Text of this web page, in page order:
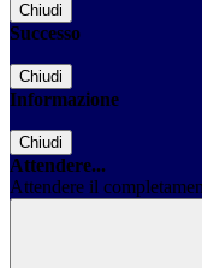
Chiudi
Successo
Chiudi
Informazione
Chiudi
Attendere...
Attendere il